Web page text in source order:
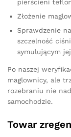
pierścieni
Złożenie
Sprawdzenie
szczelność
symulującym
Po naszej
maglownicy, ale
rozebraniu nie
samochodzie.
Towar